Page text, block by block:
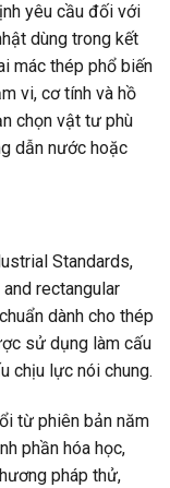
yêu cầu đối với
dùng trong kết
mác thép phổ biến
vi, cơ tính và hồ
chọn vật tư phù
dẫn nước hoặc
Standards,
rectangular
dành cho thép
sử dụng làm cấu
chịu lực nói chung.
từ phiên bản năm
phần hóa học,
pháp thử,